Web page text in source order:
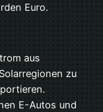
Euro.
aus
zu
E-Autos und